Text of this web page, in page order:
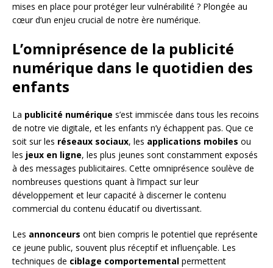
mises en place pour protéger leur vulnérabilité ? Plongée au
cœur d’un enjeu crucial de notre ère numérique.
L’omniprésence de la publicité
numérique dans le quotidien des
enfants
La publicité numérique s’est immiscée dans tous les recoins
de notre vie digitale, et les enfants n’y échappent pas. Que ce
soit sur les réseaux sociaux, les applications mobiles ou
les jeux en ligne, les plus jeunes sont constamment exposés
à des messages publicitaires. Cette omniprésence soulève de
nombreuses questions quant à l’impact sur leur
développement et leur capacité à discerner le contenu
commercial du contenu éducatif ou divertissant.
Les annonceurs ont bien compris le potentiel que représente
ce jeune public, souvent plus réceptif et influençable. Les
techniques de ciblage comportemental permettent